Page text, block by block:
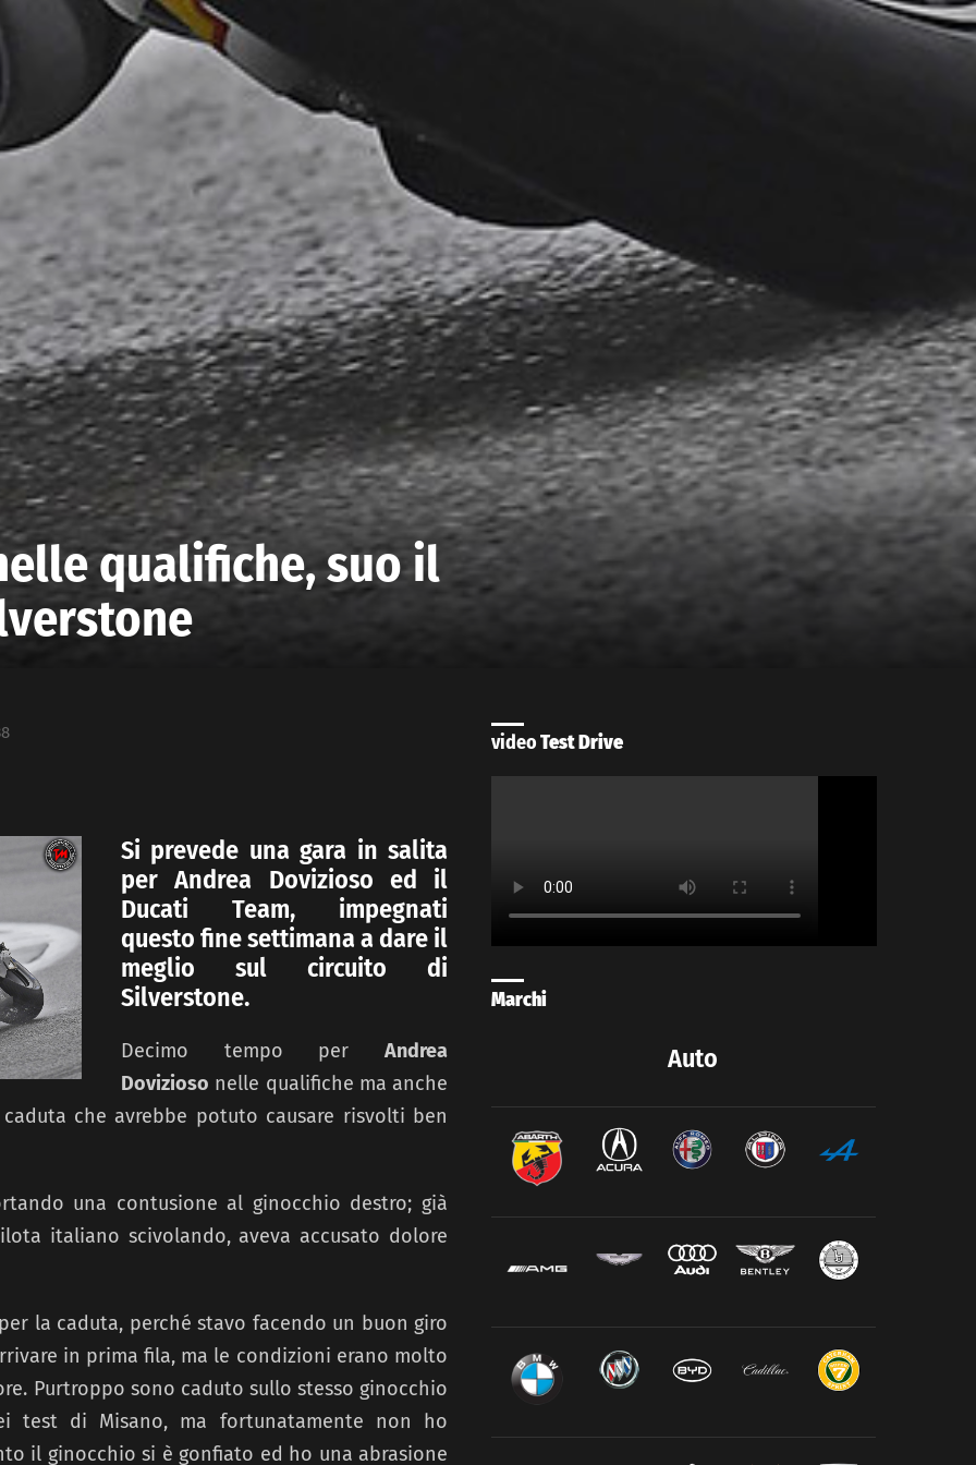
qualifiche, suo il
Si prevede una gara in salita
per Andrea Dovizioso ed il
Ducati Team, impegnati
questo fine settimana a dare il
meglio sul circuito di
Silverstone.
Decimo tempo per Andrea
Dovizioso nelle qualifiche ma anche
che avrebbe potuto causare risvolti ben
una contusione al ginocchio destro; già
italiano scivolando, aveva accusato dolore
la caduta, perché stavo facendo un buon giro
in prima fila, ma le condizioni erano molto
Purtroppo sono caduto sullo stesso ginocchio
test di Misano, ma fortunatamente non ho
il ginocchio si è gonfiato ed ho una abrasione
videoTest Drive
Marchi
Auto